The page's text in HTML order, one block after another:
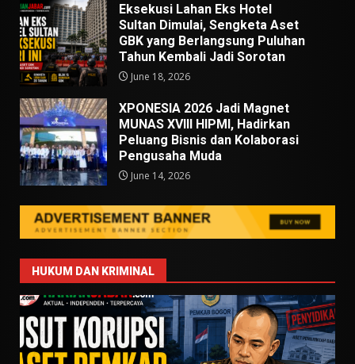
Eksekusi Lahan Eks Hotel
Sultan Dimulai, Sengketa Aset
GBK yang Berlangsung Puluhan
Tahun Kembali Jadi Sorotan
June 18, 2026
XPONESIA 2026 Jadi Magnet
MUNAS XVIII HIPMI, Hadirkan
Peluang Bisnis dan Kolaborasi
Pengusaha Muda
June 14, 2026
HUKUM DAN KRIMINAL